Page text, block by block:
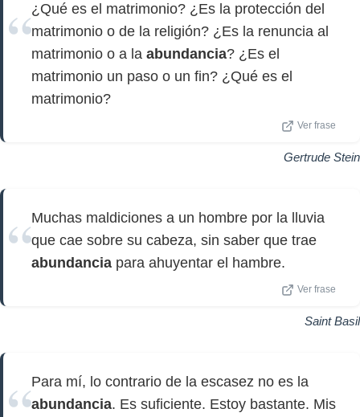
¿Qué es el matrimonio? ¿Es la protección del
matrimonio o de la religión? ¿Es la renuncia al
matrimonio o a la abundancia? ¿Es el
matrimonio un paso o un fin? ¿Qué es el
matrimonio?
Ver frase
Gertrude Stein
Muchas maldiciones a un hombre por la lluvia
que cae sobre su cabeza, sin saber que trae
abundancia para ahuyentar el hambre.
Ver frase
Saint Basil
Para mí, lo contrario de la escasez no es la
abundancia. Es suficiente. Estoy bastante. Mis